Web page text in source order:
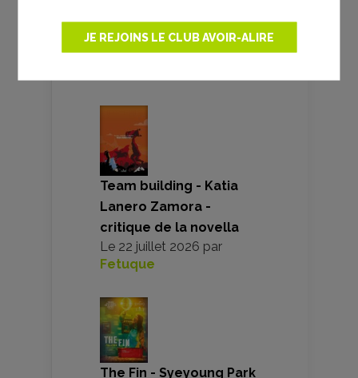
JE REJOINS LE CLUB AVOIR-ALIRE
Cole Webley - critique
Le8 août 2026par
Team building - Katia
Lanero Zamora -
critique de la novella
Le 22 juillet 2026 par
Fetuque
The Fin - Syeyoung Park